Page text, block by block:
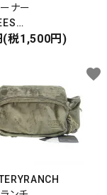
ナー
ヤンキース
(税1,500円)
favorite